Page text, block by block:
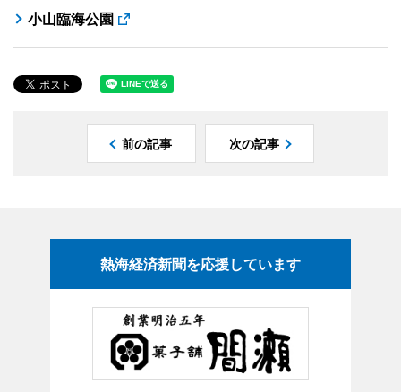
小山臨海公園
前の記事 次の記事
熱海経済新聞を応援しています